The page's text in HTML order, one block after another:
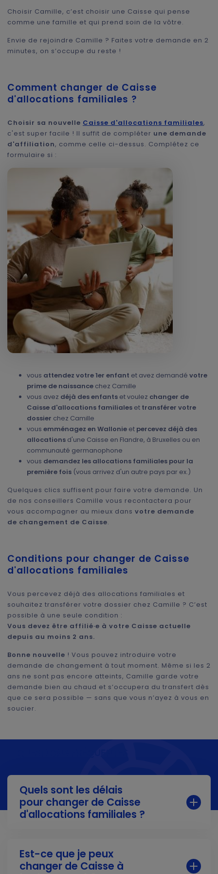
Choisir Camille, c’est choisir une Caisse qui pense
comme une famille et qui prend soin de la vôtre.
Envie de rejoindre Camille ? Faites votre demande en 2
minutes, on s’occupe du reste !
Comment changer de Caisse
d'allocations familiales ?
Choisir sa nouvelle Caisse d'allocations familiales,
c'est super facile ! Il suffit de compléter une demande
d'affiliation, comme celle ci-dessus. Complétez ce
formulaire si :
vous attendez votre 1er enfant et avez demandé votre
prime de naissance chez Camille
vous avez déjà des enfants et voulez changer de
Caisse d'allocations familiales et transférer votre
dossier chez Camille
vous emménagez en Wallonie et percevez déjà des
allocations d'une Caisse en Flandre, à Bruxelles ou en
communauté germanophone
vous demandez les allocations familiales pour la
première fois (vous arrivez d'un autre pays par ex.)
Quelques clics suffisent pour faire votre demande. Un
de nos conseillers Camille vous recontactera pour
vous accompagner au mieux dans votre demande
de changement de Caisse.
Conditions pour changer de Caisse
d'allocations familiales
Vous percevez déjà des allocations familiales et
souhaitez transférer votre dossier chez Camille ? C’est
possible à une seule condition :
Vous devez être affilié·e à votre Caisse actuelle
depuis au moins 2 ans.
Bonne nouvelle ! Vous pouvez introduire votre
demande de changement à tout moment. Même si les 2
ans ne sont pas encore atteints, Camille garde votre
demande bien au chaud et s’occupera du transfert dès
que ce sera possible — sans que vous n’ayez à vous en
soucier.
Quels sont les délais
pour changer de Caisse
d'allocations familiales ?
d'allocations familiales actuelle.
Est-ce que je peux
changer de Caisse à